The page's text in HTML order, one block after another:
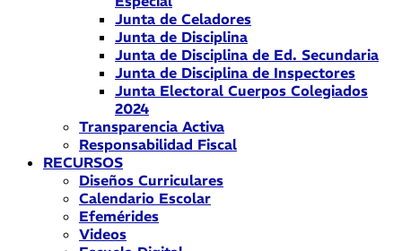
Junta de Celadores
Junta de Disciplina
Junta de Disciplina de Ed. Secundaria
Junta de Disciplina de Inspectores
Junta Electoral Cuerpos Colegiados
2024
Transparencia Activa
Responsabilidad Fiscal
RECURSOS
Diseños Curriculares
Calendario Escolar
Efemérides
Videos